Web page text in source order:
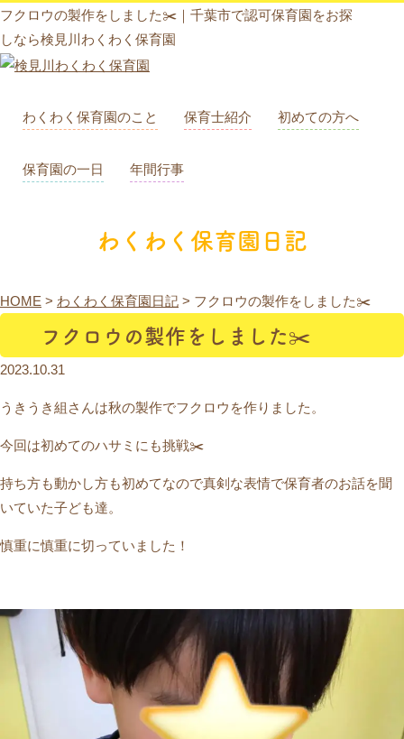
フクロウの製作をしました✂️｜千葉市で認可保育園をお探
しなら検見川わくわく保育園
わくわく保育園のこと 保育士紹介 初めての方へ
保育園の一日 年間行事
わくわく保育園日記
HOME > わくわく保育園日記 > フクロウの製作をしました✂️
フクロウの製作をしました✂️
2023.10.31
うきうき組さんは秋の製作でフクロウを作りました。
今回は初めてのハサミにも挑戦✂️
持ち方も動かし方も初めてなので真剣な表情で保育者のお話を聞
いていた子ども達。
慎重に慎重に切っていました！